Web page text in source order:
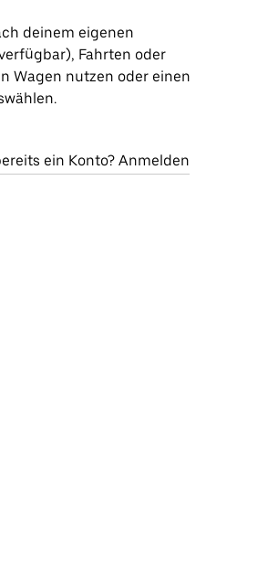
deinem eigenen
Fahrten oder
Wagen nutzen oder einen
ein Konto? Anmelden